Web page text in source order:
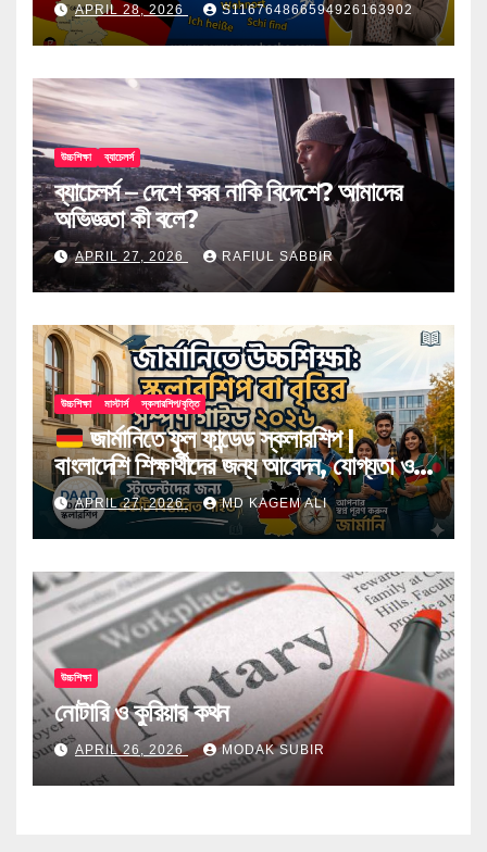
APRIL 28, 2026 S116764866594926163902
উচ্চশিক্ষা ব্যাচেলর্স
ব্যাচেলর্স – দেশে করব নাকি বিদেশে? আমাদের
অভিজ্ঞতা কী বলে?
APRIL 27, 2026 RAFIUL SABBIR
উচ্চশিক্ষা মাস্টার্স স্কলারশিপ/বৃত্তি
জার্মানিতে ফুল ফান্ডেড স্কলারশিপ |
বাংলাদেশি শিক্ষার্থীদের জন্য আবেদন, যোগ্যতা ও
টিপসAPRIL 27, 2026 MD KAGEM ALI
উচ্চশিক্ষা
নোটারি ও কুরিয়ার কথন
APRIL 26, 2026 MODAK SUBIR